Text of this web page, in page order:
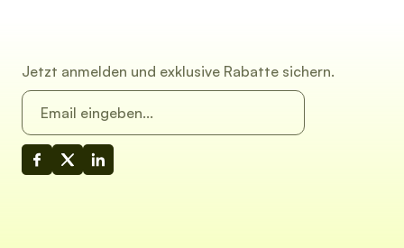
Jetzt anmelden und exklusive Rabatte sichern.